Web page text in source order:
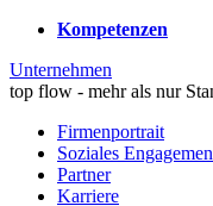
Kompetenzen
Unternehmen
top flow - mehr als nur
Firmenportrait
Soziales
Partner
Karriere